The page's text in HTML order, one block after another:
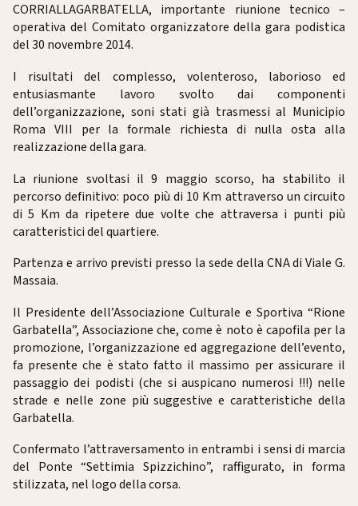
CORRIALLAGARBATELLA, importante riunione tecnico –
operativa del Comitato organizzatore della gara podistica
del 30 novembre 2014.
I risultati del complesso, volenteroso, laborioso ed
entusiasmante lavoro svolto dai componenti
dell’organizzazione, soni stati già trasmessi al Municipio
Roma VIII per la formale richiesta di nulla osta alla
realizzazione della gara.
La riunione svoltasi il 9 maggio scorso, ha stabilito il
percorso definitivo: poco più di 10 Km attraverso un circuito
di 5 Km da ripetere due volte che attraversa i punti più
caratteristici del quartiere.
Partenza e arrivo previsti presso la sede della CNA di Viale G.
Massaia.
Il Presidente dell’Associazione Culturale e Sportiva “Rione
Garbatella”, Associazione che, come è noto è capofila per la
promozione, l’organizzazione ed aggregazione dell’evento,
fa presente che è stato fatto il massimo per assicurare il
passaggio dei podisti (che si auspicano numerosi !!!) nelle
strade e nelle zone più suggestive e caratteristiche della
Garbatella.
Confermato l’attraversamento in entrambi i sensi di marcia
del Ponte “Settimia Spizzichino”, raffigurato, in forma
stilizzata, nel logo della corsa.